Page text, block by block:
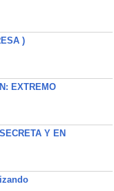
)
EXTREMO
Y EN